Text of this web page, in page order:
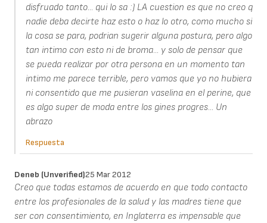
disfruado tanto... qui lo sa :) LA cuestion es que no creo q
nadie deba decirte haz esto o haz lo otro, como mucho si
la cosa se para, podrian sugerir alguna postura, pero algo
tan intimo con esto ni de broma... y solo de pensar que
se pueda realizar por otra persona en un momento tan
intimo me parece terrible, pero vamos que yo no hubiera
ni consentido que me pusieran vaselina en el perine, que
es algo super de moda entre los gines progres... Un
abrazo
Respuesta
Deneb (unverified)25 Mar 2012
Creo que todas estamos de acuerdo en que todo contacto
entre los profesionales de la salud y las madres tiene que
ser con consentimiento, en Inglaterra es impensable que